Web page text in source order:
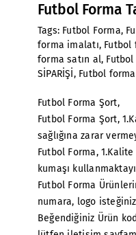
Futbol Forma
Tags: Futbol Forma,
forma imalatı, Futbol
forma satın al, Futbol
SİPARİŞİ, Futbol forma
Futbol Forma Şort,
Futbol Forma Şort,
sağlığına zarar
Futbol Forma,
kumaşı
Futbol Forma
numara, logo
Beğendiğiniz Ürün